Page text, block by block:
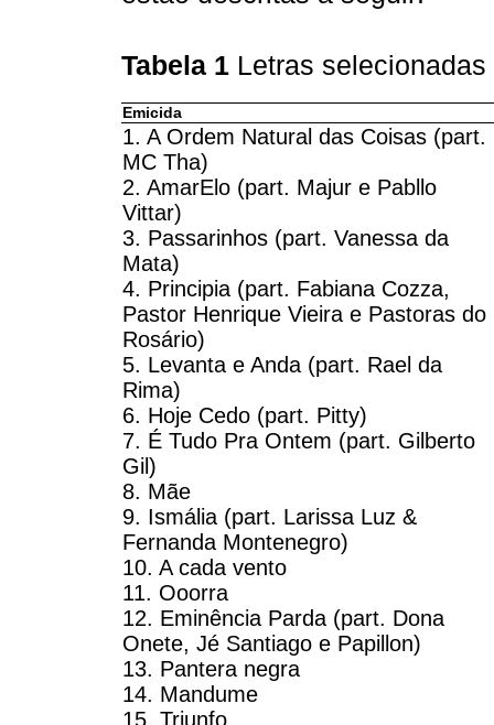
Tabela 1 Letras
Emicida
1. A Ordem Natural das Coisas (part.
MC Tha)
2. AmarElo (part. Majur e Pabllo
Vittar)
3. Passarinhos (part. Vanessa da
Mata)
4. Principia (part. Fabiana Cozza,
Pastor Henrique Vieira e Pastoras do
Rosário)
5. Levanta e Anda (part. Rael da
Rima)
6. Hoje Cedo (part. Pitty)
7. É Tudo Pra Ontem (part. Gilberto
Gil)
8. Mãe
9. Ismália (part. Larissa Luz &
Fernanda Montenegro)
10. A cada vento
11. Ooorra
12. Eminência Parda (part. Dona
Onete, Jé Santiago e Papillon)
13. Pantera negra
14. Mandume
15. Triunfo